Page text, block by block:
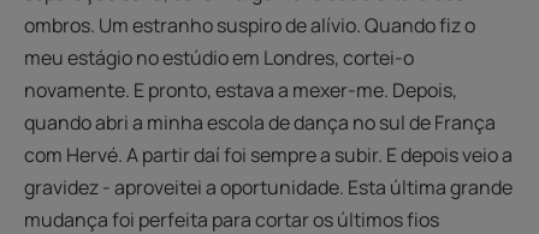
ombros. Um estranho suspiro de alívio. Quando fiz o
meu estágio no estúdio em Londres, cortei-o
novamente. E pronto, estava a mexer-me. Depois,
quando abri a minha escola de dança no sul de França
com Hervé. A partir daí foi sempre a subir. E depois veio a
gravidez - aproveitei a oportunidade. Esta última grande
mudança foi perfeita para cortar os últimos fios